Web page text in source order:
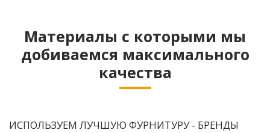
Материалы с которыми мы
добиваемся максимального
качества
ИСПОЛЬЗУЕМ ЛУЧШУЮ ФУРНИТУРУ - БРЕНДЫ